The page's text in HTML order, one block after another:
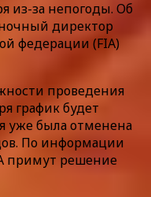
из-за непогоды. Об
директор
федерации (FIA)
проведения
график будет
уже была отменена
По информации
примут решение